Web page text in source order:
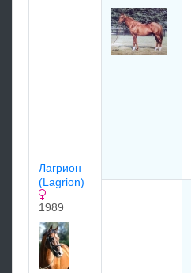
Лагрион
(Lagrion)
1989